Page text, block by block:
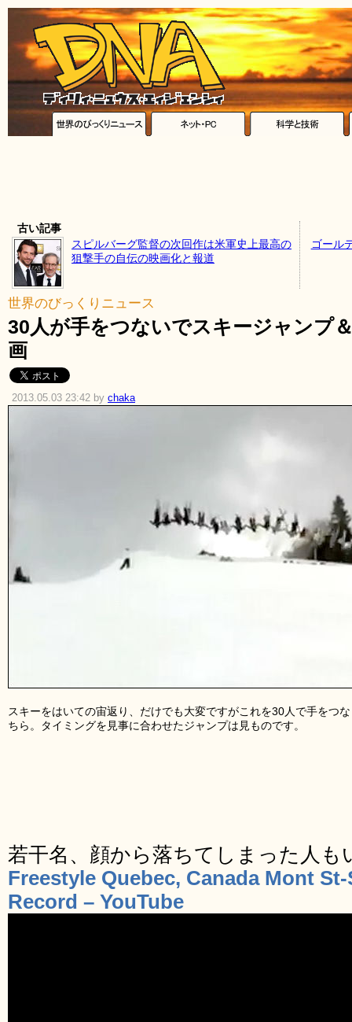
古い記事
スピルバーグ監督の次回作は米軍史上最高の
狙撃手の自伝の映画化と報道
ゴール
世界のびっくりニュース
30人が手をつないでスキージャンプ
画
2013.05.03 23:42 by chaka
スキーをはいての宙返り、だけでも大変ですがこれを30人で手をつ
ちら。タイミングを見事に合わせたジャンプは見ものです。
若干名、顔から落ちてしまった人
Freestyle Quebec, Canada Mont
Record – YouTube